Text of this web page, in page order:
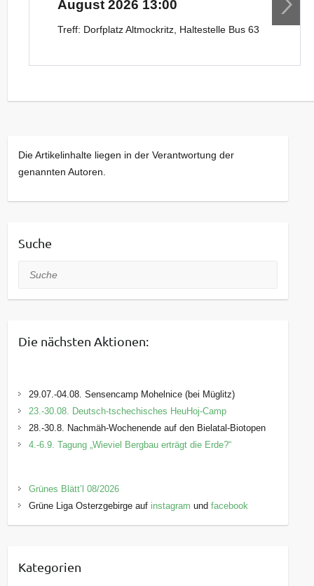
August 2026 13:00
Treff: Dorfplatz Altmockritz, Haltestelle Bus 63
Die Artikelinhalte liegen in der Verantwortung der
genannten Autoren.
Suche
Suche
Die nächsten Aktionen:
29.07.-04.08. Sensencamp Mohelnice (bei Müglitz)
23.-30.08. Deutsch-tschechisches HeuHoj-Camp
28.-30.8. Nachmäh-Wochenende auf den Bielatal-Biotopen
4.-6.9. Tagung „Wieviel Bergbau erträgt die Erde?“
Grünes Blätt’l 08/2026
Grüne Liga Osterzgebirge auf instagram undfacebook
Kategorien